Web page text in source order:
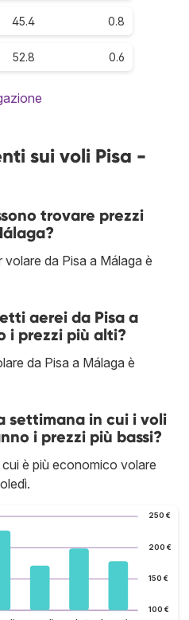
45.4 0.8
52.8 0.6
sui voli Pisa -
trovare prezzi
da Pisa a Málaga è
aerei da Pisa a
i prezzi più alti?
da Pisa a Málaga è
settimana in cui i voli
i prezzi più bassi?
è più economico volare
100 €
150 €
200 €
250 €